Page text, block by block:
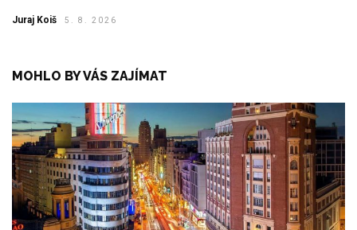
Juraj Koiš 5. 8. 2026
MOHLO BY VÁS ZAJÍMAT